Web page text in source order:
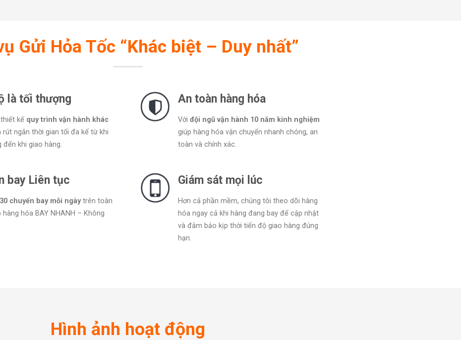
Gửi Hỏa Tốc “Khác biệt – Duy nhất”
là tối thượng
kế quy trình vận hành khác
rút ngắn thời gian tối đa kể từ khi
đến khi giao hàng.
bay Liên tục
30 chuyến bay mỗi ngàytrên toàn
hàng hóa BAY NHANH – Không
An toàn hàng hóa
Với đội ngũ vận hành 10 năm kinh nghiệm
giúp hàng hóa vận chuyển nhanh chóng, an
toàn và chính xác.
Giám sát mọi lúc
Hơn cả phần mềm, chúng tôi theo dõi hàng
hóa ngay cả khi hàng đang bay để cập nhật
và đảm bảo kịp thời tiến độ giao hàng đúng
hạn.
Hình ảnh hoạt động